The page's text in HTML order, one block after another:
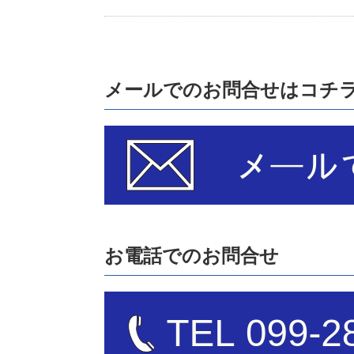
メールでのお問合せはコチ
お電話でのお問合せ